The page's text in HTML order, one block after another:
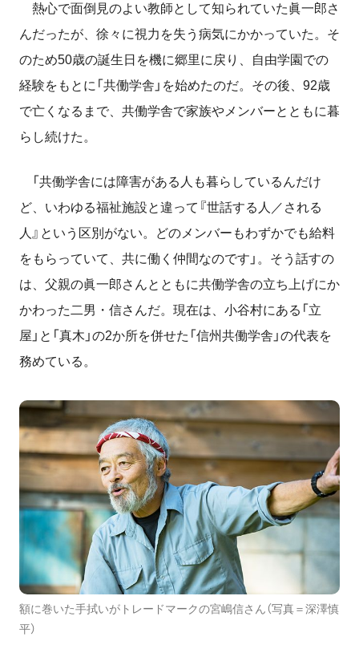
熱心で面倒見のよい教師として知られていた眞一郎さ
んだったが、徐々に視力を失う病気にかかっていた。そ
のため50歳の誕生日を機に郷里に戻り、自由学園での
経験をもとに「共働学舎」を始めたのだ。その後、92歳
で亡くなるまで、共働学舎で家族やメンバーとともに暮
らし続けた。
「共働学舎には障害がある人も暮らしているんだけ
ど、いわゆる福祉施設と違って『世話する人／される
人』という区別がない。どのメンバーもわずかでも給料
をもらっていて、共に働く仲間なのです」。そう話すの
は、父親の眞一郎さんとともに共働学舎の立ち上げにか
かわった二男・信さんだ。現在は、小谷村にある「立
屋」と「真木」の2か所を併せた「信州共働学舎」の代表を
務めている。
額に巻いた手拭いがトレードマークの宮嶋信さん（写真＝深澤慎
平）